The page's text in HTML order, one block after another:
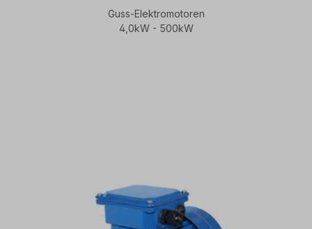
Guss-Elektromotoren
4,0kW - 500kW